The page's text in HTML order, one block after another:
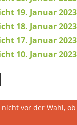
19. Januar 2023
18. Januar 2023
17. Januar 2023
10. Januar 2023
nicht vor der Wahl,